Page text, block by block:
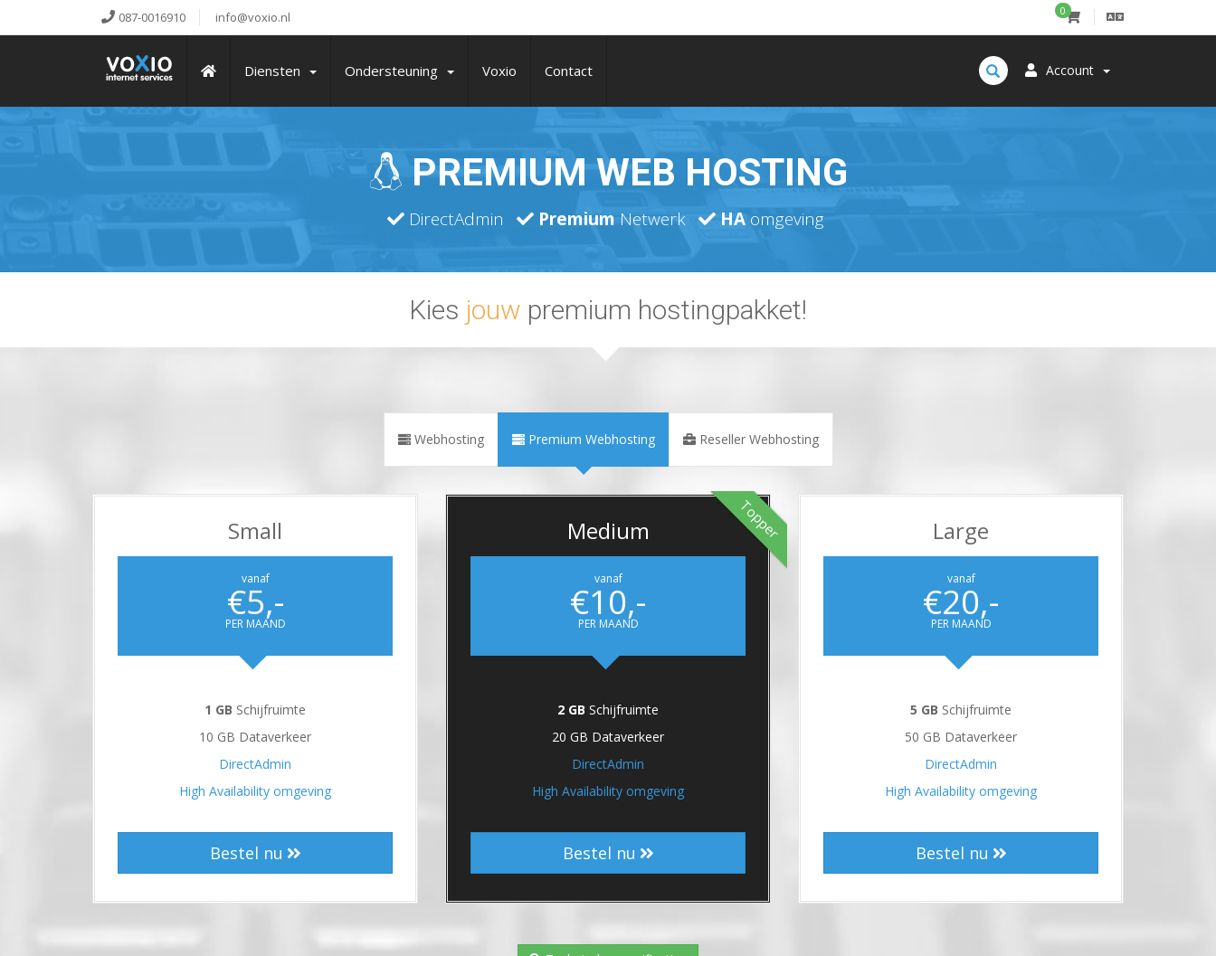
087-0016910 info@voxio.nl 0
Account
Diensten Ondersteuning Voxio Contact
PREMIUM WEB HOSTING
DirectAdmin Premium Netwerk HA omgeving
Kies jouw premium hostingpakket!
Webhosting Premium Webhosting Reseller Webhosting
Small
vanaf
€5,-
PER MAAND
1 GB Schijfruimte
10 GB Dataverkeer
DirectAdmin
High Availability omgeving
Bestel nu
Medium
vanaf
€10,-
PER MAAND
2 GB Schijfruimte
20 GB Dataverkeer
DirectAdmin
High Availability omgeving
Bestel nu
Topper Large
vanaf
€20,-
PER MAAND
5 GB Schijfruimte
50 GB Dataverkeer
DirectAdmin
High Availability omgeving
Bestel nu